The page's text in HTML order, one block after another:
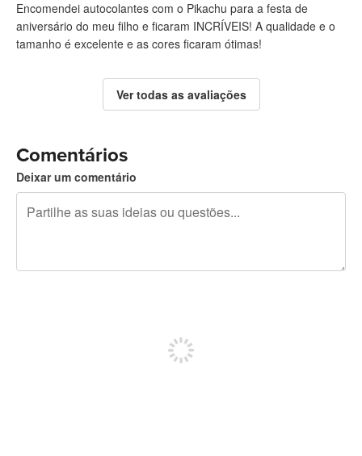
Encomendei autocolantes com o Pikachu para a festa de
aniversário do meu filho e ficaram INCRÍVEIS! A qualidade e o
tamanho é excelente e as cores ficaram ótimas!
Ver todas as avaliações
Comentários
Deixar um comentário